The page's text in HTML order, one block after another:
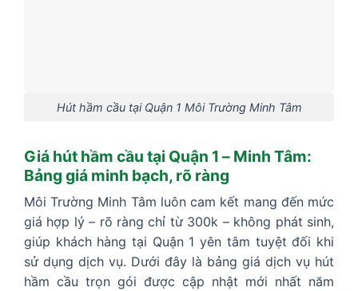
Hút hầm cầu tại Quận 1 Môi Trường Minh Tâm
Giá hút hầm cầu tại Quận 1 – Minh Tâm:
Bảng giá minh bạch, rõ ràng
Môi Trường Minh Tâm luôn cam kết mang đến mức
giá hợp lý – rõ ràng chỉ từ 300k – không phát sinh,
giúp khách hàng tại Quận 1 yên tâm tuyệt đối khi
sử dụng dịch vụ. Dưới đây là bảng giá dịch vụ hút
hầm cầu trọn gói được cập nhật mới nhất năm